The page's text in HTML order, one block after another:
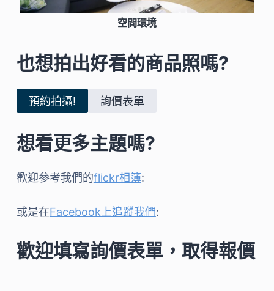
空間環境
也想拍出好看的商品照嗎?
預約拍攝! 詢價表單
想看更多主題嗎?
歡迎參考我們的flickr相簿:
或是在Facebook上追蹤我們:
歡迎填寫詢價表單，取得報價